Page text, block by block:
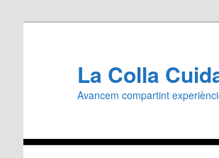
La Colla
Avancem compartint